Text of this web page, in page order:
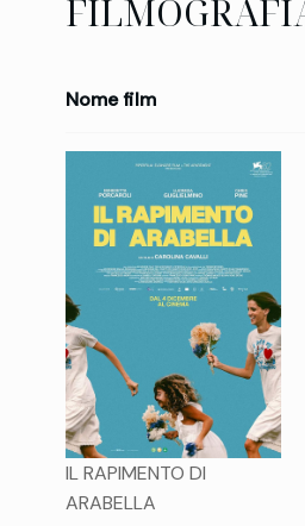
Nome film
IL RAPIMENTO DI
ARABELLA